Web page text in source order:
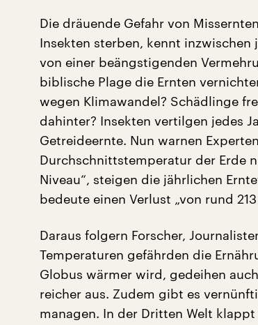
Die dräuende Gefahr von
Insekten sterben, kennt
von einer beängstigenden
biblische Plage die Ernten
wegen Klimawandel? Schädlinge
dahinter? Insekten vertilgen jedes
Getreideernte. Nun warnen
Durchschnittstemperatur der Erde
Niveau“, steigen die jährlichen
bedeute einen Verlust „von rund
Daraus folgern Forscher,
Temperaturen gefährden die
Globus wärmer wird, gedeihen
reicher aus. Zudem gibt es
managen. In der Dritten Welt